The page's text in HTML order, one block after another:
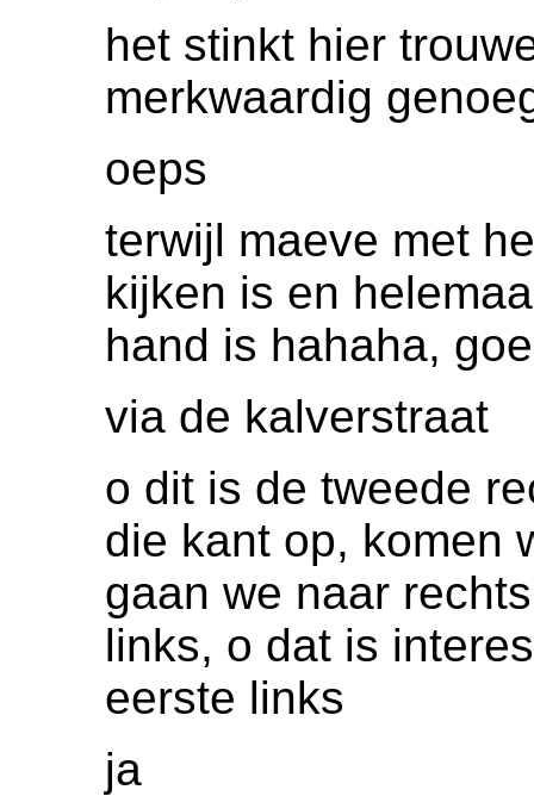
het stinkt hier
merkwaardig
oeps
terwijl maeve met
kijken is en
hand is hahaha,
via de kalverstraat
o dit is de tweede
die kant op, komen
gaan we naar
links, o dat is
eerste links
ja